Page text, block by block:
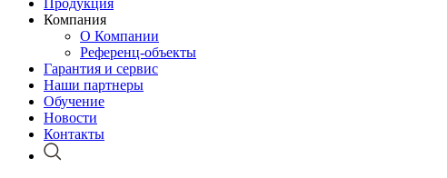
Продукция
Компания
О Компании
Референц-объекты
Гарантия и сервис
Наши партнеры
Обучение
Новости
Контакты